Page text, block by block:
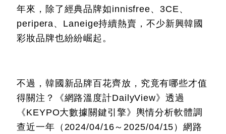
年來，除了經典品牌如innisfree、3CE、
peripera、Laneige持續熱賣，不少新興韓國
彩妝品牌也紛紛崛起。
不過，韓國新品牌百花齊放，究竟有哪些才值
得關注？《網路溫度計DailyView》透過
《KEYPO大數據關鍵引擎》輿情分析軟體調
查近一年（2024/04/16～2025/04/15）網路